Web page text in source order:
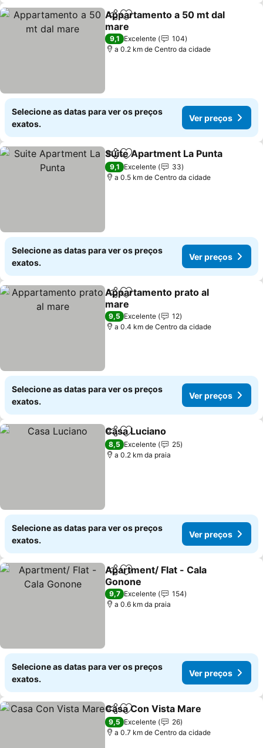
PartilharAdicionar aos favoritos
Appartamento a 50 mt dal
mare
9,1 Excelente
104
a 0.2 km de Centro da cidade
Selecione as datas para ver os preços
exatos.
Ver preços
PartilharAdicionar aos favoritos
Suite Apartment La Punta
9,1 Excelente
33
a 0.5 km de Centro da cidade
Selecione as datas para ver os preços
exatos.
Ver preços
PartilharAdicionar aos favoritos
Appartamento prato al
mare
9,5 Excelente
12
a 0.4 km de Centro da cidade
Selecione as datas para ver os preços
exatos.
Ver preços
PartilharAdicionar aos favoritos
Casa Luciano
8,5 Excelente
25
a 0.2 km da praia
Selecione as datas para ver os preços
exatos.
Ver preços
PartilharAdicionar aos favoritos
Apartment/ Flat - Cala
Gonone
9,7 Excelente
154
a 0.6 km da praia
Selecione as datas para ver os preços
exatos.
Ver preços
PartilharAdicionar aos favoritos
Casa Con Vista Mare
9,5 Excelente
26
a 0.7 km de Centro da cidade